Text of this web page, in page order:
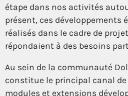
étape dans nos activités
présent, ces développements
réalisés dans le cadre de
répondaient à des besoins
Au sein de la communauté
constitue le principal canal
modules et extensions